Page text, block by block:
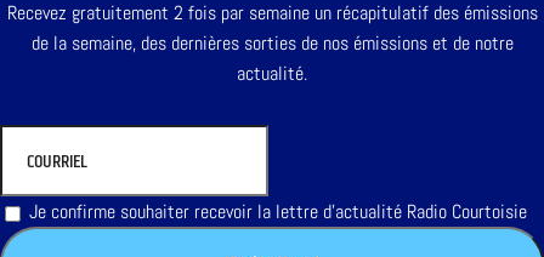
Recevez gratuitement 2 fois par semaine un récapitulatif des émissions
de la semaine, des dernières sorties de nos émissions et de notre
actualité.
Je confirme souhaiter recevoir la lettre d'actualité Radio Courtoisie